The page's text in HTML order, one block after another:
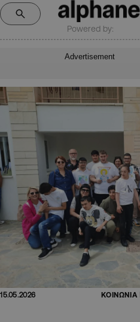
Powered by:
Advertisement
15.05.2026 ΚΟΙΝΩΝΙΑ